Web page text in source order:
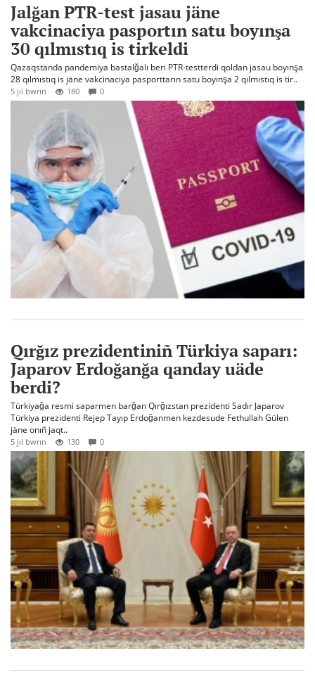
Jalğan PTR-test jasau jäne
vakcinaciya pasportın satu boyınşa
30 qılmıstıq is tirkeldi
Qazaqstanda pandemiya bastalğalı beri PTR-testterdi qoldan jasau boyınşa
28 qılmıstıq is jäne vakcinaciya pasporttarın satu boyınşa 2 qılmıstıq is tir..
5 jıl bwrın 180 0
Qırğız prezidentiniñ Türkiya saparı:
Japarov Erdoğanğa qanday uäde
berdi?
Türkiyağa resmi saparmen barğan Qırğızstan prezidenti Sadır Japarov
Türkiya prezidenti Rejep Tayıp Erdoğanmen kezdesude Fethullah Gülen
jäne onıñ jaqt..
5 jıl bwrın 130 0